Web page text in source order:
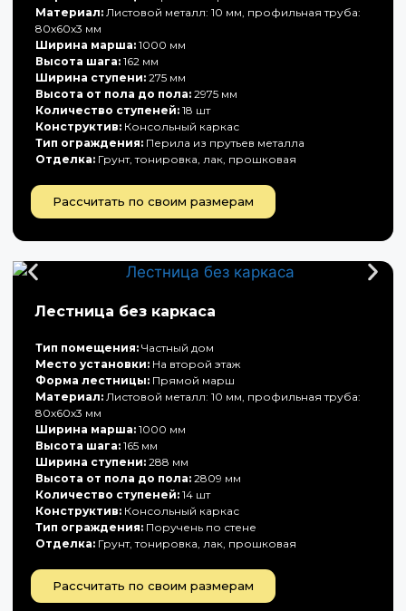
Материал: Листовой металл: 10 мм, профильная труба:
80х60х3 мм
Ширина марша: 1000 мм
Высота шага: 162 мм
Ширина ступени: 275 мм
Высота от пола до пола: 2975 мм
Количество ступеней: 18 шт
Конструктив: Консольный каркас
Тип ограждения: Перила из прутьев металла
Отделка: Грунт, тонировка, лак, прошковая
Рассчитать по своим размерам
Лестница без каркаса
Тип помещения: Частный дом
Место установки: На второй этаж
Форма лестницы: Прямой марш
Материал: Листовой металл: 10 мм, профильная труба:
80х60х3 мм
Ширина марша: 1000 мм
Высота шага: 165 мм
Ширина ступени: 288 мм
Высота от пола до пола: 2809 мм
Количество ступеней: 14 шт
Конструктив: Консольный каркас
Тип ограждения: Поручень по стене
Отделка: Грунт, тонировка, лак, прошковая
Рассчитать по своим размерам